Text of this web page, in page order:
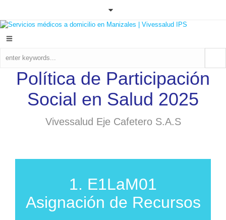
Política de Participación
Social en Salud 2025
Vivessalud Eje Cafetero S.A.S
1. E1LaM01
Asignación de Recursos